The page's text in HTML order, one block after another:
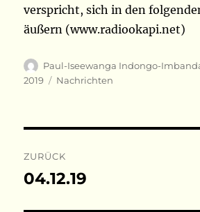
verspricht, sich in den
äußern (www.radiookapi.net)
Autor
Paul-Iseewanga Indongo-
2019
Kategorien
Nachrichten
ZURÜCK
Vorheriger
04.12.19